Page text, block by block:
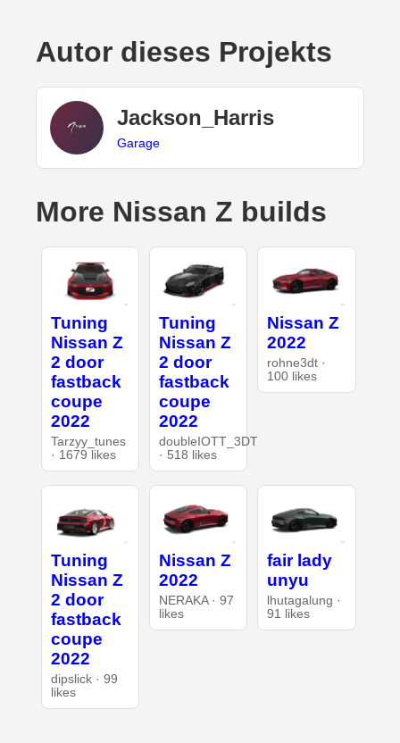
Autor dieses Projekts
Jackson_Harris
Garage
More Nissan Z builds
Tuning
Nissan Z
2 door
fastback
coupe
2022
Tarzyy_tunes
· 1679 likes
Tuning
Nissan Z
2 door
fastback
coupe
2022
doubleIOTT_3DT
· 518 likes
Nissan Z
2022
rohne3dt ·
100 likes
Tuning
Nissan Z
2 door
fastback
coupe
2022
dipslick · 99
likes
Nissan Z
2022
NERAKA · 97
likes
fair lady
unyu
lhutagalung ·
91 likes